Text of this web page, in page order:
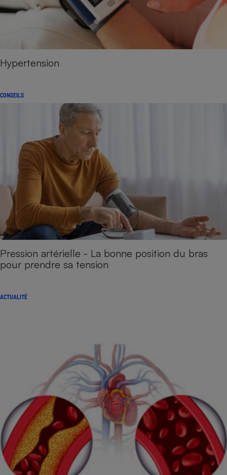
Hypertension
CONSEILS
Pression artérielle - La bonne position du bras
pour prendre sa tension
ACTUALITÉ